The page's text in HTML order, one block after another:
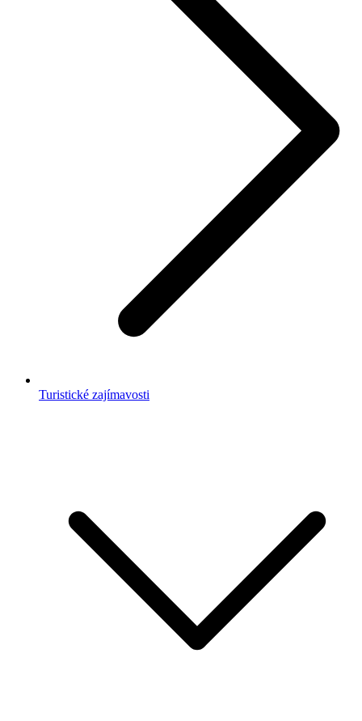
Turistické zajímavosti